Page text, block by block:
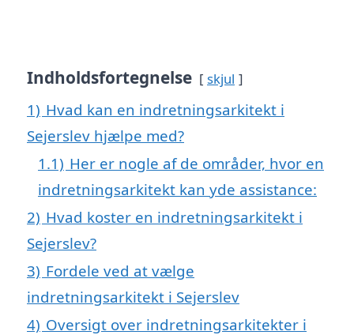
Indholdsfortegnelse skjul
1) Hvad kan en indretningsarkitekt i
Sejerslev hjælpe med?
1.1) Her er nogle af de områder, hvor en
indretningsarkitekt kan yde assistance:
2) Hvad koster en indretningsarkitekt i
Sejerslev?
3) Fordele ved at vælge
indretningsarkitekt i Sejerslev
4) Oversigt over indretningsarkitekter i